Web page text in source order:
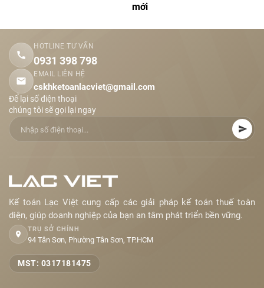
mới
HOTLINE TƯ VẤN
0931 398 798
EMAIL LIÊN HỆ
cskhketoanlacviet@gmail.com
Để lại số điện thoại
chúng tôi sẽ gọi lại ngay
Kế toán Lạc Việt cung cấp các giải pháp kế toán thuế toàn
diện, giúp doanh nghiệp của bạn an tâm phát triển bền vững.
TRỤ SỞ CHÍNH
94 Tân Sơn, Phường Tân Sơn, TP.HCM
MST: 0317181475